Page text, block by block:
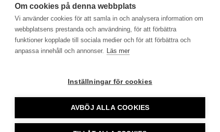
och befullmäktigade ambassadör i Sverige, Johanna
Odlander, vd och chefredaktör på UNT samt Charlotta
Friborg, divisionschef Riks på Sveriges Radio och
juryns huvudordförande.
Läs mer om juryn, priskriterierna och om övriga
Om cookies på denna webbplats
Vi använder cookies för att samla in och analysera information om
webbplatsens prestanda och användning, för att förbättra
funktioner kopplade till sociala medier och för att förbättra och
anpassa innehåll och annonser. Läs mer
Inställningar för cookies
AVBÖJ ALLA COOKIES